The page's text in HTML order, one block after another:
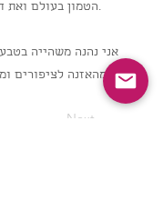
הטמון בעולם ואת חשיבות האמונה בקסם.
אני נהנה משהייה
Next